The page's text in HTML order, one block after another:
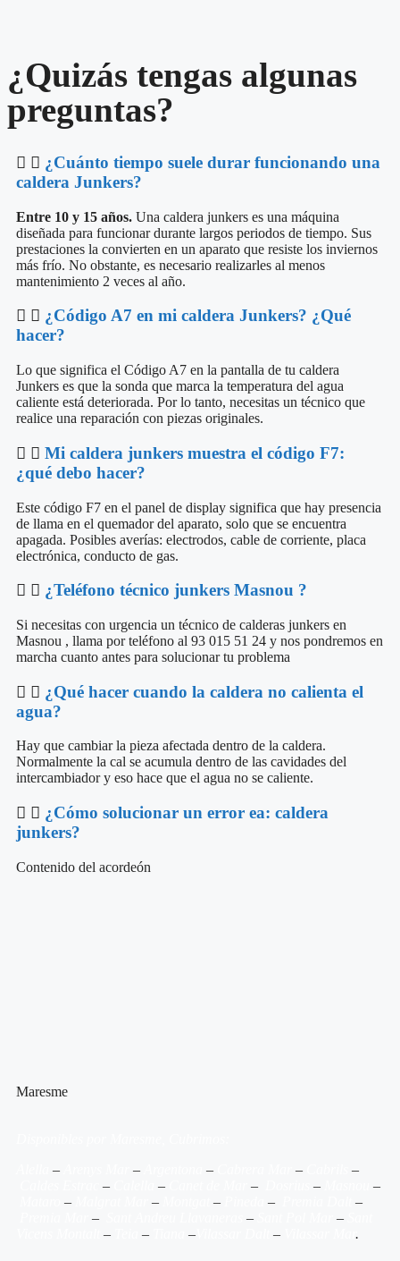
¿Quizás tengas algunas
preguntas?
¿Cuánto tiempo suele durar funcionando una
caldera Junkers?
Entre 10 y 15 años. Una caldera junkers es una máquina
diseñada para funcionar durante largos periodos de tiempo. Sus
prestaciones la convierten en un aparato que resiste los inviernos
más frío. No obstante, es necesario realizarles al menos
mantenimiento 2 veces al año.
¿Código A7 en mi caldera Junkers? ¿Qué
hacer?
Lo que significa el Código A7 en la pantalla de tu caldera
Junkers es que la sonda que marca la temperatura del agua
caliente está deteriorada. Por lo tanto, necesitas un técnico que
realice una reparación con piezas originales.
Mi caldera junkers muestra el código F7:
¿qué debo hacer?
Este código F7 en el panel de display significa que hay presencia
de llama en el quemador del aparato, solo que se encuentra
apagada. Posibles averías: electrodos, cable de corriente, placa
electrónica, conducto de gas.
¿Teléfono técnico junkers Masnou ?
Si necesitas con urgencia un técnico de calderas junkers en
Masnou , llama por teléfono al 93 015 51 24 y nos pondremos en
marcha cuanto antes para solucionar tu problema
¿Qué hacer cuando la caldera no calienta el
agua?
Hay que cambiar la pieza afectada dentro de la caldera.
Normalmente la cal se acumula dentro de las cavidades del
intercambiador y eso hace que el agua no se caliente.
¿Cómo solucionar un error ea: caldera
junkers?
Contenido del acordeón
Maresme
– – – –
–
– – – –
–
– – – –
–
– – –
– – – – .